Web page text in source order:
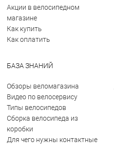
Акции в велосипедном
магазине
Как купить
Как оплатить
БАЗА ЗНАНИЙ
Обзоры веломагазина
Видео по велосервису
Типы велосипедов
Сборка велосипеда из
коробки
Для чего нужны контактные